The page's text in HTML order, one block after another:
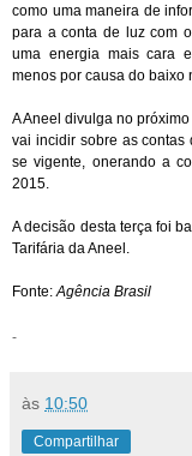
como uma maneira de
para a conta de luz com
uma energia mais cara
menos por causa do baixo
A Aneel divulga no
vai incidir sobre as contas
se vigente, onerando a
2015.
A decisão desta terça foi
Tarifária da Aneel.
Fonte: Agência Brasil
-
às 10:50
Compartilhar